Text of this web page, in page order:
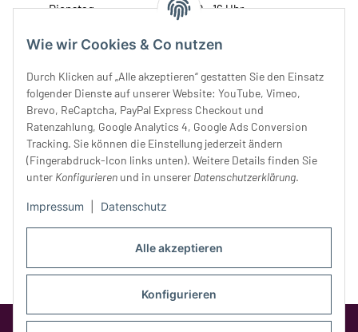
Alle akzeptieren
Konfigurieren
Wie wir Cookies & Co nutzen
Durch Klicken auf „Alle akzeptieren“ gestatten Sie den Einsatz
folgender Dienste auf unserer Website: YouTube, Vimeo,
Brevo, ReCaptcha, PayPal Express Checkout und
Ratenzahlung, Google Analytics 4, Google Ads Conversion
Tracking. Sie können die Einstellung jederzeit ändern
(Fingerabdruck-Icon links unten). Weitere Details finden Sie
unter Konfigurieren und in unserer Datenschutzerklärung.
Impressum Datenschutz
Dienstag:
10 - 16 Uhr
Donnerstag:
10 - 18 Uhr
Samstag:
10 - 14 Uhr
Unser Service
Rechtliches
Google Analytics deaktivierenStatus: